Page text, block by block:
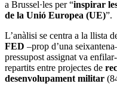
a Brussel·les per “inspirar
de la Unió Europea (UE)”.
L’anàlisi se centra a la llista
FED –prop d’una
pressupost assignat va
repartits entre projectes de
desenvolupament militar